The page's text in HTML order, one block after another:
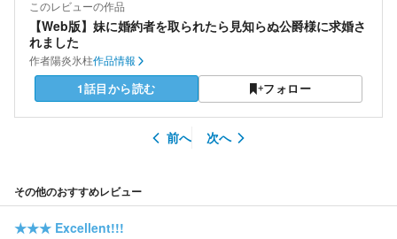
このレビューの作品
【Web版】妹に婚約者を取られたら見知らぬ公爵様に求婚さ
れました
作者陽炎氷柱作品情報
1話目から読む フォロー
前へ 次へ
その他のおすすめレビュー
★★★ Excellent!!!